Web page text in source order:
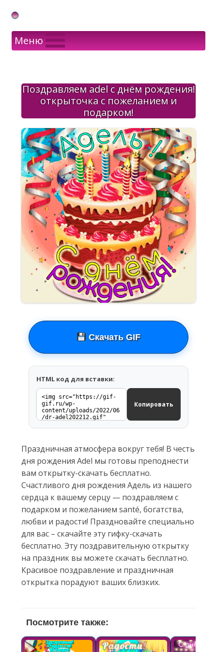
Gif Открытки в подарок
Меню
Поздравляем adel с днём рождения!
открыточка с пожеланием и
подарком!
Скачать GIF
HTML код для вставки:
Копировать
Праздничная атмосфера вокруг тебя! В честь
дня рождения Adel мы готовы преподнести
вам открытку-скачать бесплатно.
Счастливого дня рождения Адель из нашего
сердца к вашему серцу — поздравляем с
подарком и пожеланием santé, богатства,
любви и радости! Праздновайте специально
для вас – скачайте эту гифку-скачать
бесплатно. Эту поздравительную открытку
на праздник вы можете скачать бесплатно.
Красивое поздравление и праздничная
открытка порадуют ваших близких.
Посмотрите также: